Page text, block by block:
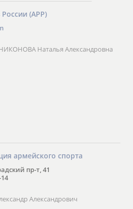
(АРР)
Наталья Александровна
армейского спорта
пр-т, 41
Александрович